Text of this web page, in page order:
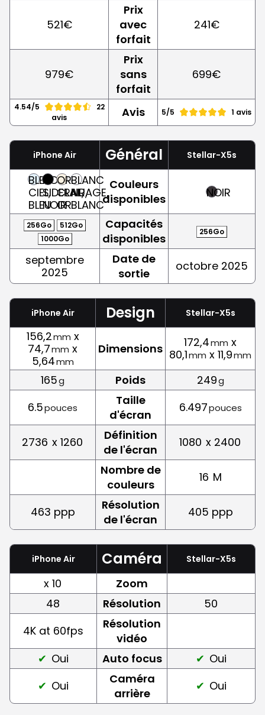
521€
Prix
avec
forfait
241€
979€
Prix
sans
forfait
699€
4.54/5
22
avis
Avis 5/5 1 avis
iPhone Air Général Stellar-X5s
BLEU
CIEL,
BLEU
NOIR
SIDERAL,
NOIR
OR
CLAIR,
OR
BLANC
NUAGE,
BLANC
Couleurs
disponibles
NOIR
256Go
512Go
1000Go
Capacités
disponibles
256Go
septembre
2025
Date de
sortie
octobre 2025
iPhone Air Design Stellar-X5s
156,2mm x
74,7mm x
5,64mm
Dimensions 172,4mm x
80,1mm x 11,9mm
165g Poids 249g
6.5pouces
Taille
d'écran
6.497pouces
2736 x 1260
Définition
de l'écran
1080 x 2400
Nombre de
couleurs
16 M
463 ppp
Résolution
de l'écran
405 ppp
iPhone Air Caméra Stellar-X5s
x 10
Zoom
48
Résolution
50
4K at 60fps
Résolution
vidéo
Oui
Auto focus
Oui
Oui
Caméra
arrière
Oui